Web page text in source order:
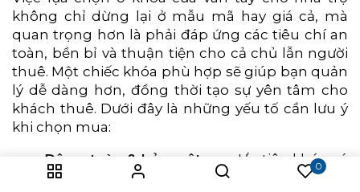
0
không chỉ dừng lại ở mẫu mã hay giá cả, mà
quan trọng hơn là phải đáp ứng các tiêu chí an
toàn, bền bỉ và thuận tiện cho cả chủ lẫn người
thuê. Một chiếc khóa phù hợp sẽ giúp bạn quản
lý dễ dàng hơn, đồng thời tạo sự yên tâm cho
khách thuê. Dưới đây là những yếu tố cần lưu ý
khi chọn mua:
Độ an toàn & bảo mật cao
: Ưu tiên khóa có
nhiều chế độ mở (vân tay, mã số, thẻ từ) và